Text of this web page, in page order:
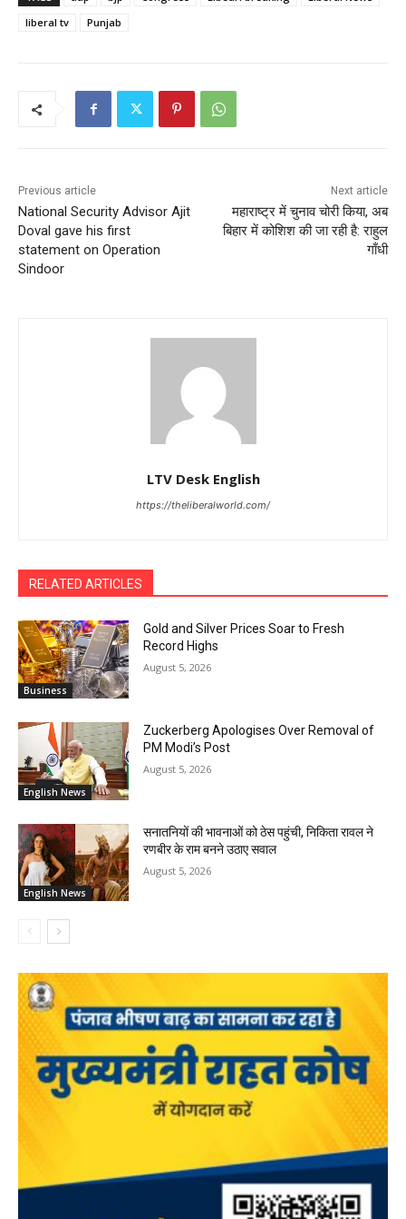
liberal tv
Punjab
Previous article
National Security Advisor Ajit
Doval gave his first
statement on Operation
Sindoor
Next article
महाराष्ट्र में चुनाव चोरी किया, अब
बिहार में कोशिश की जा रही है: राहुल
गाँधी
LTV Desk English
https://theliberalworld.com/
RELATED ARTICLES
Business
Gold and Silver Prices Soar to Fresh
Record Highs
August 5, 2026
English News
Zuckerberg Apologises Over Removal of
PM Modi’s Post
August 5, 2026
English News
सनातनियों की भावनाओं को ठेस पहुंची, निकिता रावल ने
रणबीर के राम बनने उठाए सवाल
August 5, 2026